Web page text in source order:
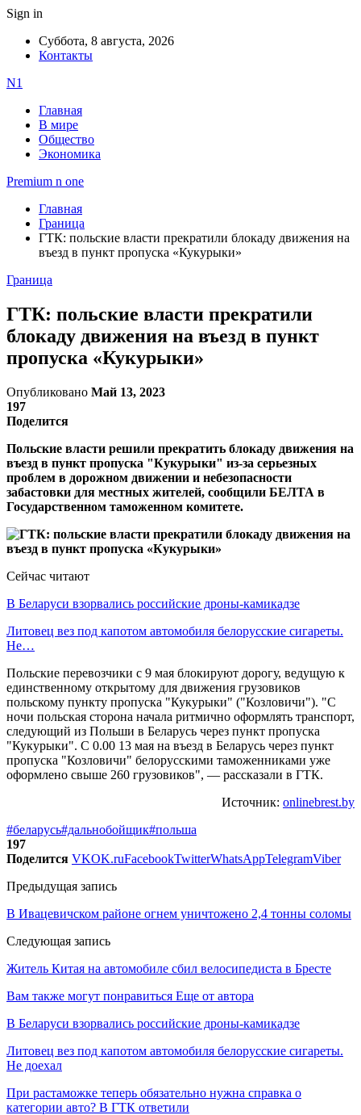
Sign in
Суббота, 8 августа, 2026
Контакты
N1
Главная
В мире
Общество
Экономика
Premium n one
Главная
Граница
ГТК: польские власти прекратили блокаду движения на
въезд в пункт пропуска «Кукурыки»
Граница
ГТК: польские власти прекратили
блокаду движения на въезд в пункт
пропуска «Кукурыки»
Опубликовано Май 13, 2023
197
Поделится
Польские власти решили прекратить блокаду движения на
въезд в пункт пропуска "Кукурыки" из-за серьезных
проблем в дорожном движении и небезопасности
забастовки для местных жителей, сообщили БЕЛТА в
Государственном таможенном комитете.
Сейчас читают
В Беларуси взорвались российские дроны-камикадзе
Литовец вез под капотом автомобиля белорусские сигареты.
Не…
Польские перевозчики с 9 мая блокируют дорогу, ведущую к
единственному открытому для движения грузовиков
польскому пункту пропуска "Кукурыки" ("Козловичи"). "С
ночи польская сторона начала ритмично оформлять транспорт,
следующий из Польши в Беларусь через пункт пропуска
"Кукурыки". С 0.00 13 мая на въезд в Беларусь через пункт
пропуска "Козловичи" белорусскими таможенниками уже
оформлено свыше 260 грузовиков", — рассказали в ГТК.
Источник: onlinebrest.by
#беларусь#дальнобойщик#польша
197
Поделится VKOK.ruFacebookTwitterWhatsAppTelegramViber
Предыдущая запись
В Ивацевичском районе огнем уничтожено 2,4 тонны соломы
Следующая запись
Житель Китая на автомобиле сбил велосипедиста в Бресте
Вам также могут понравиться Еще от автора
В Беларуси взорвались российские дроны-камикадзе
Литовец вез под капотом автомобиля белорусские сигареты.
Не доехал
При растаможке теперь обязательно нужна справка о
категории авто? В ГТК ответили